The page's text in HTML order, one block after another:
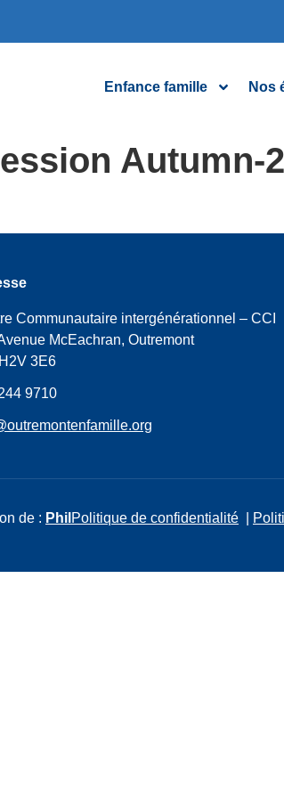
Enfance famille Nos
Autumn-
Communautaire intergénérationnel – CCI
McEachran, Outremont
3E6
9710
de : Phil Politique de confidentialité